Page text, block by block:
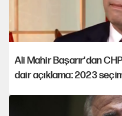
Ali Mahir Başarır'dan
dair açıklama: 2023